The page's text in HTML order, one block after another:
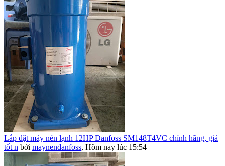
Lắp đặt máy nén lạnh 12HP Danfoss SM148T4VC chính hãng, giá
tốt n bởi maynendanfoss, Hôm nay lúc 15:54